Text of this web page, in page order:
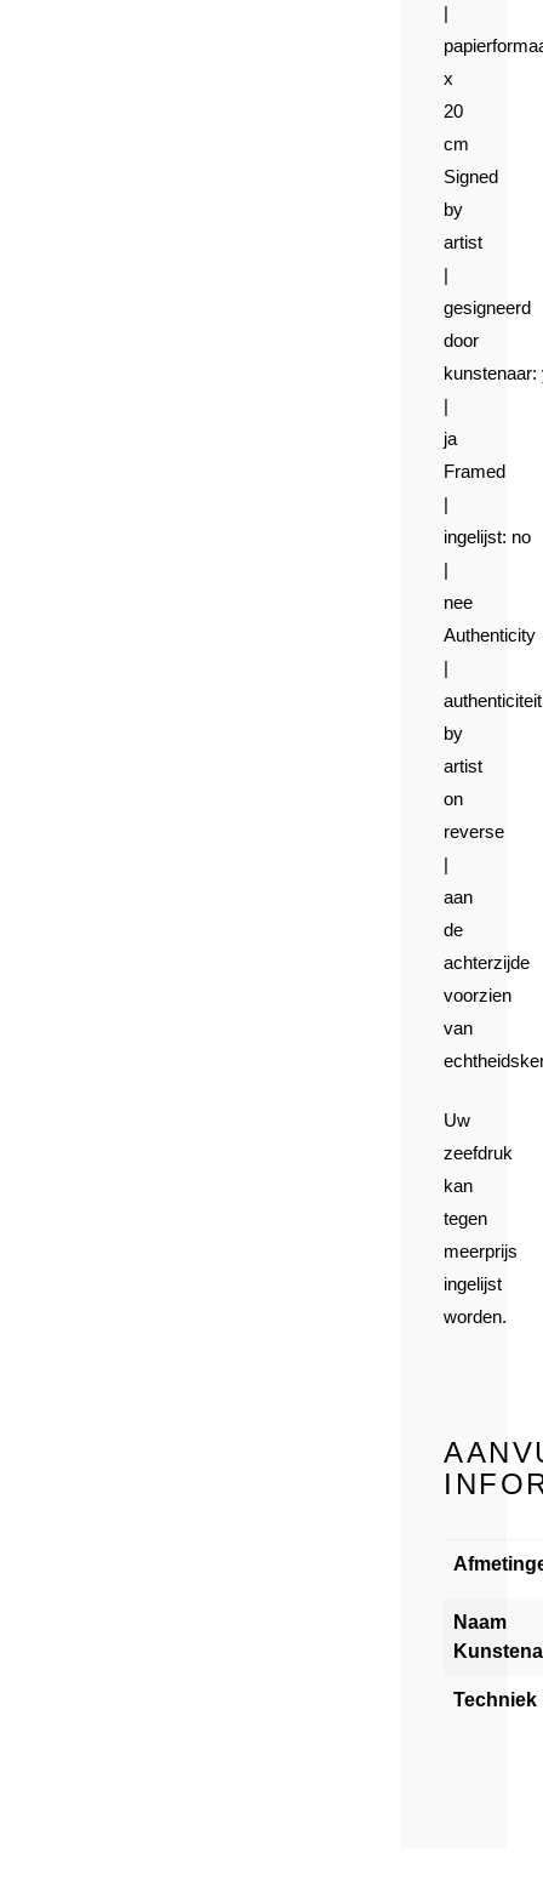
|
x
20
cm
Signed
by
artist
|
gesigneerd
door
kunstenaar:
|
ja
Framed
|
ingelijst: no
|
nee
Authenticity
|
by
artist
on
reverse
|
aan
de
achterzijde
voorzien
van
Uw
zeefdruk
kan
tegen
meerprijs
ingelijst
worden.
Naam
Techniek